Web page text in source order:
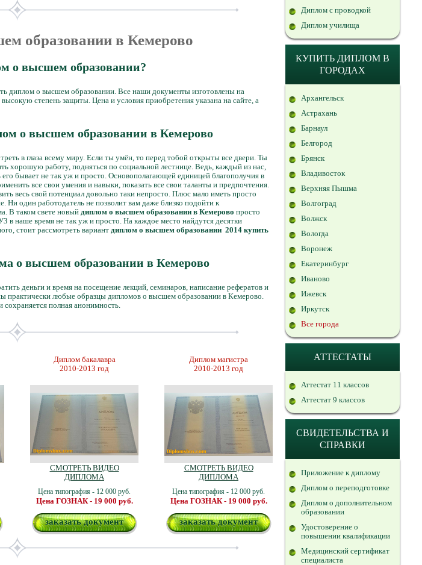
образовании в Кемерово
о высшем образовании?
диплом о высшем образовании. Все наши документы изготовлены на
степень защиты. Цена и условия приобретения указана на сайте, а
о высшем образовании в Кемерово
в глаза всему миру. Если ты умён, то перед тобой открыты все двери. Ты
хорошую работу, подняться по социальной лестнице. Ведь, каждый из нас,
бывает не так уж и просто. Основополагающей единицей благополучия в
все свои умения и навыки, показать все свои таланты и предпочтения.
весь свой потенциал довольно таки непросто. Плюс мало иметь просто
один работодатель не позволит вам даже близко подойти к
В таком свете новый диплом о высшем образовании в Кемерово просто
в наше время не так уж и просто. На каждое место найдутся десятки
стоит рассмотреть вариант диплом о высшем образовании 2014 купить
о высшем образовании в Кемерово
деньги и время на посещение лекций, семинаров, написание рефератов и
практически любые образцы дипломов о высшем образовании в Кемерово.
полная анонимность.
Диплом бакалавра
2010-2013 год
СМОТРЕТЬ ВИДЕО
ДИПЛОМА
Цена типография - 12 000 руб.
Цена ГОЗНАК - 19 000 руб.
заказать документ
Диплом магистра
2010-2013 год
СМОТРЕТЬ ВИДЕО
ДИПЛОМА
Цена типография - 12 000 руб.
Цена ГОЗНАК - 19 000 руб.
заказать документ
Диплом с проводкой
Диплом училища
КУПИТЬ ДИПЛОМ В
ГОРОДАХ
Архангельск
Астрахань
Барнаул
Белгород
Брянск
Владивосток
Верхняя Пышма
Волгоград
Волжск
Вологда
Воронеж
Екатеринбург
Иваново
Ижевск
Иркутск
Все города
АТТЕСТАТЫ
Аттестат 11 классов
Аттестат 9 классов
СВИДЕТЕЛЬСТВА И
СПРАВКИ
Приложение к диплому
Диплом о переподготовке
Диплом о дополнительном
образовании
Удостоверение о
повышении квалификации
Медицинский сертификат
специалиста